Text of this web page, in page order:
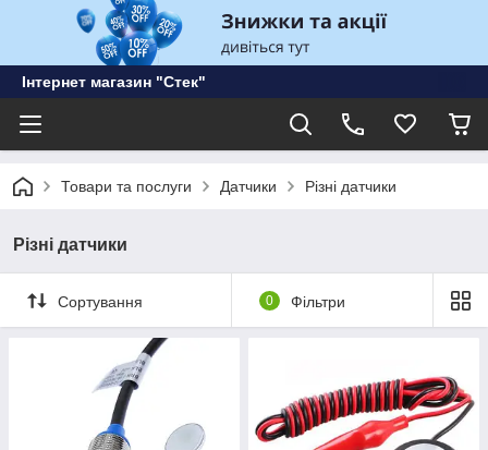
Інтернет магазин "Стек"
Товари та послуги Датчики Різні датчики
Різні датчики
Сортування 0 Фільтри